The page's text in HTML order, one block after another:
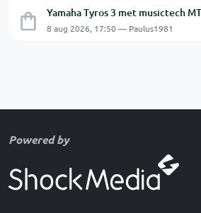
Yamaha Tyros 3 met musictech
8 aug 2026, 17:50 — Paulus1981
Powered by